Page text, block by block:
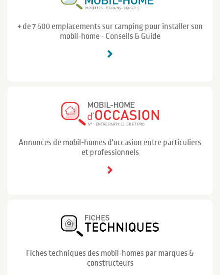
+ de 7 500 emplacements sur camping pour installer son
mobil-home - Conseils & Guide
Annonces de mobil-homes d'occasion entre particuliers
et professionnels
Fiches techniques des mobil-homes par marques &
constructeurs